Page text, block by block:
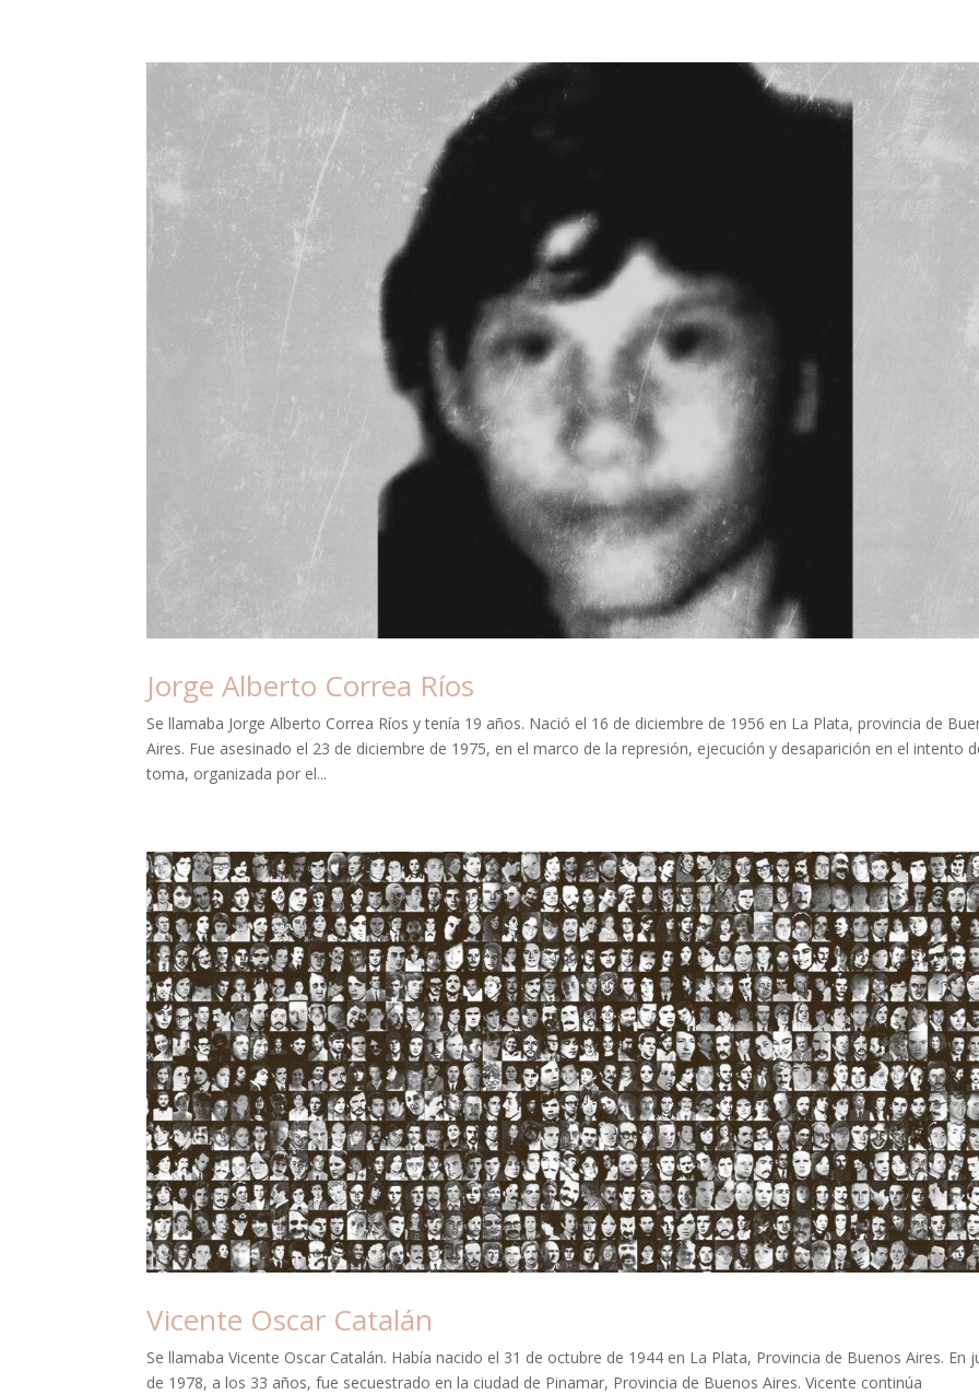
Jorge Alberto Correa Ríos
Se llamaba Jorge Alberto Correa Ríos y tenía 19 años. Nació el 16 de diciembre de 1956 en La Plata, provincia de
Aires. Fue asesinado el 23 de diciembre de 1975, en el marco de la represión, ejecución y desaparición en el intento
toma, organizada por el...
Vicente Oscar Catalán
Se llamaba Vicente Oscar Catalán. Había nacido el 31 de octubre de 1944 en La Plata, Provincia de Buenos Aires. En
de 1978, a los 33 años, fue secuestrado en la ciudad de Pinamar, Provincia de Buenos Aires. Vicente continúa